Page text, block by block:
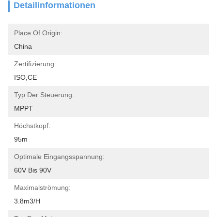
Detailinformationen
Place Of Origin:
China
Zertifizierung:
ISO,CE
Typ Der Steuerung:
MPPT
Höchstkopf:
95m
Optimale Eingangsspannung:
60V Bis 90V
Maximalströmung:
3.8m3/h